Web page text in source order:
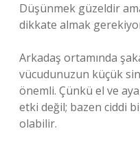
Düşünmek güzeldir
dikkate almak
Arkadaş ortamında
vücudunuzun küçük
önemli. Çünkü el ve
etki değil; bazen ciddi
olabilir.